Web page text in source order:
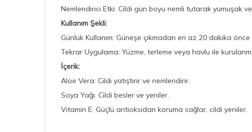
Nemlendirici Etki: Cildi gün boyu nemli tutarak yumuşak ve
Kullanım Şekli:
Günlük Kullanım: Güneşe çıkmadan en az 20 dakika
Tekrar Uygulama: Yüzme, terleme veya havlu ile
İçerik:
Aloe Vera: Cildi yatıştırır ve nemlendirir.
Soya Yağı: Cildi besler ve yeniler.
Vitamin E: Güçlü antioksidan koruma sağlar, cildi yeniler.